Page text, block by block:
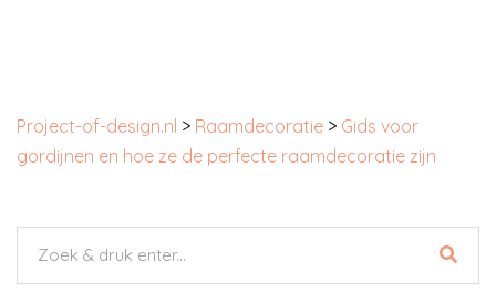
Project-of-design.nl > Raamdecoratie > Gids voor
gordijnen en hoe ze de perfecte raamdecoratie zijn